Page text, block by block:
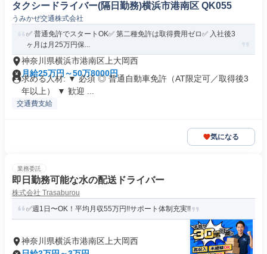
タクシードライバー(隔日勤務)横浜市港南区 QK055
うみかぜ交通株式会社
✅️ 普通免許でスタートOK✅️ 第二種免許は取得費用ゼロ✅️ 入社後3
ヶ月は月25万円保...
神奈川県横浜市港南区上大岡西
月給25万円～50万8000円
求める人材: ▼ 必須 ◎ 普通自動車免許（AT限定可／取得後3
年以上） ▼ 歓迎 ...
交通費支給
気になる
業務委託
即日勤務可能な水の配送ドライバー
株式会社 Trasaburou
✅週1日〜OK！平均月収55万円!!サポート体制充実!!
神奈川県横浜市港南区上大岡西